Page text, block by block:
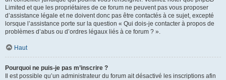
Limited et que les propriétaires de ce forum ne peuvent pas vous proposer
d’assistance légale et ne doivent donc pas être contactés à ce sujet, excepté
lorsque l’assistance porte sur la question « Qui dois-je contacter à propos de
problèmes d’abus ou d’ordres légaux liés à ce forum ? ».
Haut
Pourquoi ne puis-je pas m’inscrire ?
Il est possible qu’un administrateur du forum ait désactivé les inscriptions afin